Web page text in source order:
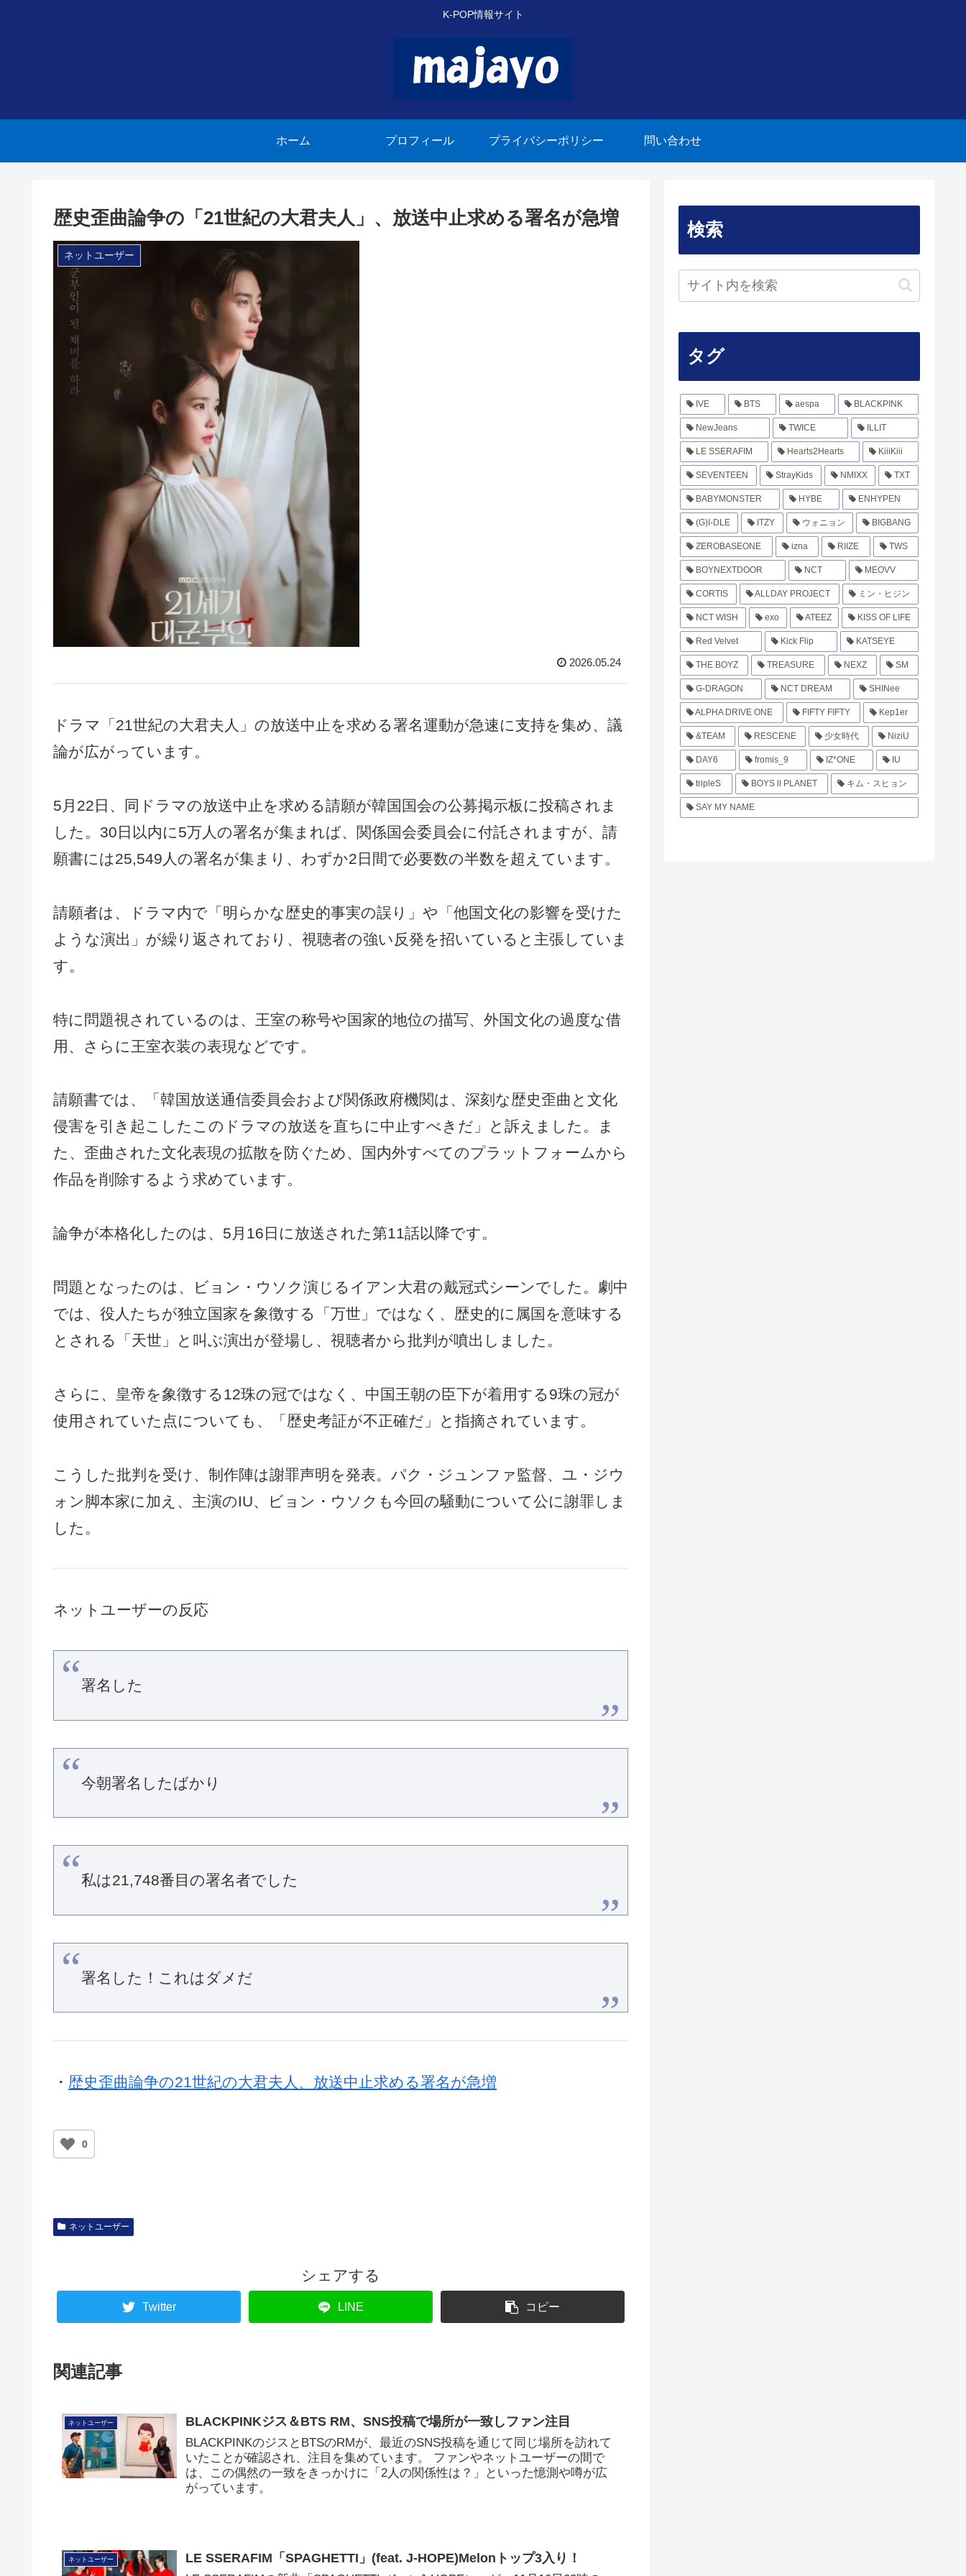
K-POP情報サイト
ホーム プロフィール プライバシーポリシー 問い合わせ
歴史歪曲論争の「21世紀の大君夫人」、放送中止求める署名が急増
ネットユーザー
2026.05.24
ドラマ「21世紀の大君夫人」の放送中止を求める署名運動が急速に支持を集め、議
論が広がっています。
5月22日、同ドラマの放送中止を求める請願が韓国国会の公募掲示板に投稿されま
した。30日以内に5万人の署名が集まれば、関係国会委員会に付託されますが、請
願書には25,549人の署名が集まり、わずか2日間で必要数の半数を超えています。
請願者は、ドラマ内で「明らかな歴史的事実の誤り」や「他国文化の影響を受けた
ような演出」が繰り返されており、視聴者の強い反発を招いていると主張していま
す。
特に問題視されているのは、王室の称号や国家的地位の描写、外国文化の過度な借
用、さらに王室衣装の表現などです。
請願書では、「韓国放送通信委員会および関係政府機関は、深刻な歴史歪曲と文化
侵害を引き起こしたこのドラマの放送を直ちに中止すべきだ」と訴えました。ま
た、歪曲された文化表現の拡散を防ぐため、国内外すべてのプラットフォームから
作品を削除するよう求めています。
論争が本格化したのは、5月16日に放送された第11話以降です。
問題となったのは、ビョン・ウソク演じるイアン大君の戴冠式シーンでした。劇中
では、役人たちが独立国家を象徴する「万世」ではなく、歴史的に属国を意味する
とされる「天世」と叫ぶ演出が登場し、視聴者から批判が噴出しました。
さらに、皇帝を象徴する12珠の冠ではなく、中国王朝の臣下が着用する9珠の冠が
使用されていた点についても、「歴史考証が不正確だ」と指摘されています。
こうした批判を受け、制作陣は謝罪声明を発表。パク・ジュンファ監督、ユ・ジウ
ォン脚本家に加え、主演のIU、ビョン・ウソクも今回の騒動について公に謝罪しま
した。
ネットユーザーの反応
署名した
今朝署名したばかり
私は21,748番目の署名者でした
署名した！これはダメだ
・ 歴史歪曲論争の21世紀の大君夫人、放送中止求める署名が急増
0
ネットユーザー
シェアする
Twitter LINE コピー
関連記事
ネットユーザー BLACKPINKジス＆BTS RM、SNS投稿で場所が一致しファン注目
BLACKPINKのジスとBTSのRMが、最近のSNS投稿を通じて同じ場所を訪れて
いたことが確認され、注目を集めています。 ファンやネットユーザーの間で
は、この偶然の一致をきっかけに「2人の関係性は？」といった憶測や噂が広
がっています。
ネットユーザー LE SSERAFIM「SPAGHETTI」(feat. J-HOPE)Melonトップ3入り！
検索
タグ
IVE BTS aespa BLACKPINK
NewJeans TWICE ILLIT
LE SSERAFIM Hearts2Hearts KiiiKiii
SEVENTEEN StrayKids NMIXX TXT
BABYMONSTER HYBE ENHYPEN
(G)I-DLE ITZY ウォニョン BIGBANG
ZEROBASEONE izna RIIZE TWS
BOYNEXTDOOR NCT MEOVV
CORTIS ALLDAY PROJECT ミン・ヒジン
NCT WISH exo ATEEZ KISS OF LIFE
Red Velvet Kick Flip KATSEYE
THE BOYZ TREASURE NEXZ SM
G-DRAGON NCT DREAM SHINee
ALPHA DRIVE ONE FIFTY FIFTY Kep1er
&TEAM RESCENE 少女時代 NiziU
DAY6 fromis_9 IZ*ONE IU
tripleS BOYS ll PLANET キム・スヒョン
SAY MY NAME